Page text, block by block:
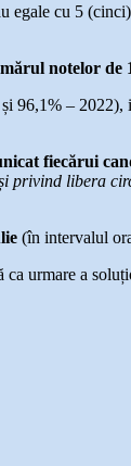
egale cu 5
notelor de
96,1% – 2022),
fiecărui
privind libera
(în intervalul
ca urmare a